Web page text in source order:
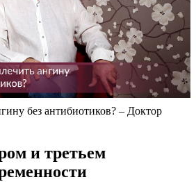
без антибиотиков? – Доктор
и третьем